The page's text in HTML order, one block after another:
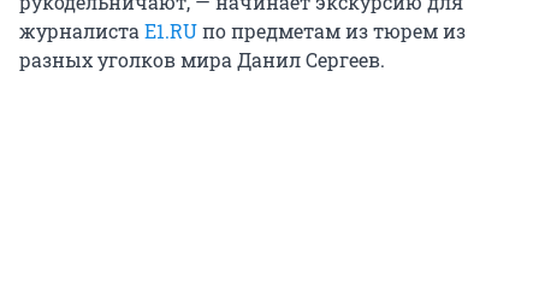
журналистаE1.RUпо предметам из тюрем из
разных уголков мира Данил Сергеев.